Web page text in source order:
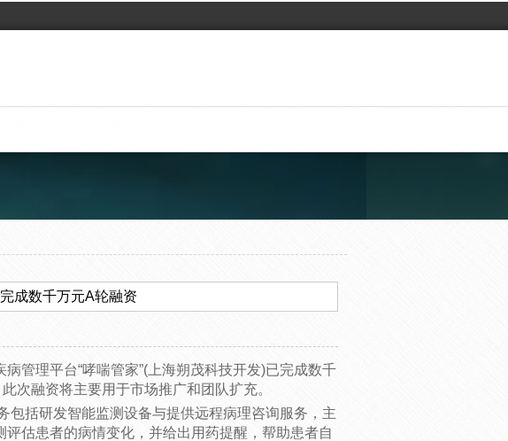
成数千万元A轮融资
管理平台“哮喘管家”(上海朔茂科技开发)已完成数千
次融资将主要用于市场推广和团队扩充。
包括研发智能监测设备与提供远程病理咨询服务，主
估患者的病情变化，并给出用药提醒，帮助患者自